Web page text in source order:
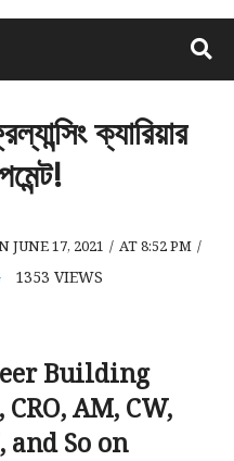
ক্যারিয়ার
JUNE 17, 2021 / AT 8:52 PM /
1353 VIEWS
Building
AM, CW,
and So on